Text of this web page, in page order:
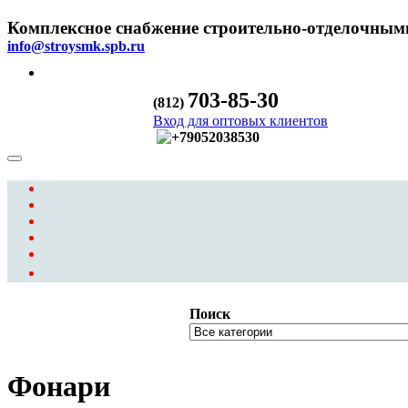
Комплексное снабжение строительно-
info@stroysmk.spb.ru
(812) 703-85-30
Вход для оптовых клиентов
Toggle
navigation
Поиск
Фонари